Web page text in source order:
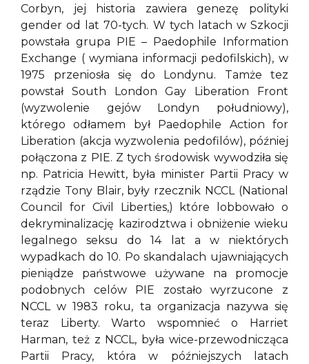
Corbyn, jej historia zawiera genezę polityki
gender od lat 70-tych. W tych latach w Szkocji
powstała grupa PIE – Paedophile Information
Exchange ( wymiana informacji pedofilskich), w
1975 przeniosła się do Londynu. Tamże tez
powstał South London Gay Liberation Front
(wyzwolenie gejów Londyn południowy),
którego odłamem był Paedophile Action for
Liberation (akcja wyzwolenia pedofilów), później
połączona z PIE. Z tych środowisk wywodziła się
np. Patricia Hewitt, była minister Partii Pracy w
rządzie Tony Blair, były rzecznik NCCL (National
Council for Civil Liberties,) które lobbowało o
dekryminalizację kazirodztwa i obniżenie wieku
legalnego seksu do 14 lat a w niektórych
wypadkach do 10. Po skandalach ujawniających
pieniądze państwowe używane na promocje
podobnych celów PIE zostało wyrzucone z
NCCL w 1983 roku, ta organizacja nazywa się
teraz Liberty. Warto wspomnieć o Harriet
Harman, też z NCCL, była wice-przewodnicząca
Partii Pracy, która w późniejszych latach